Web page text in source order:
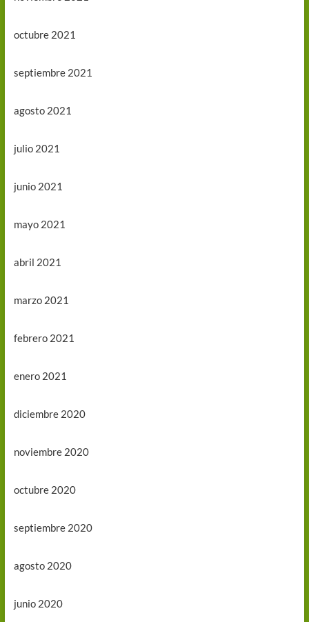
octubre 2021
septiembre 2021
agosto 2021
julio 2021
junio 2021
mayo 2021
abril 2021
marzo 2021
febrero 2021
enero 2021
diciembre 2020
noviembre 2020
octubre 2020
septiembre 2020
agosto 2020
junio 2020